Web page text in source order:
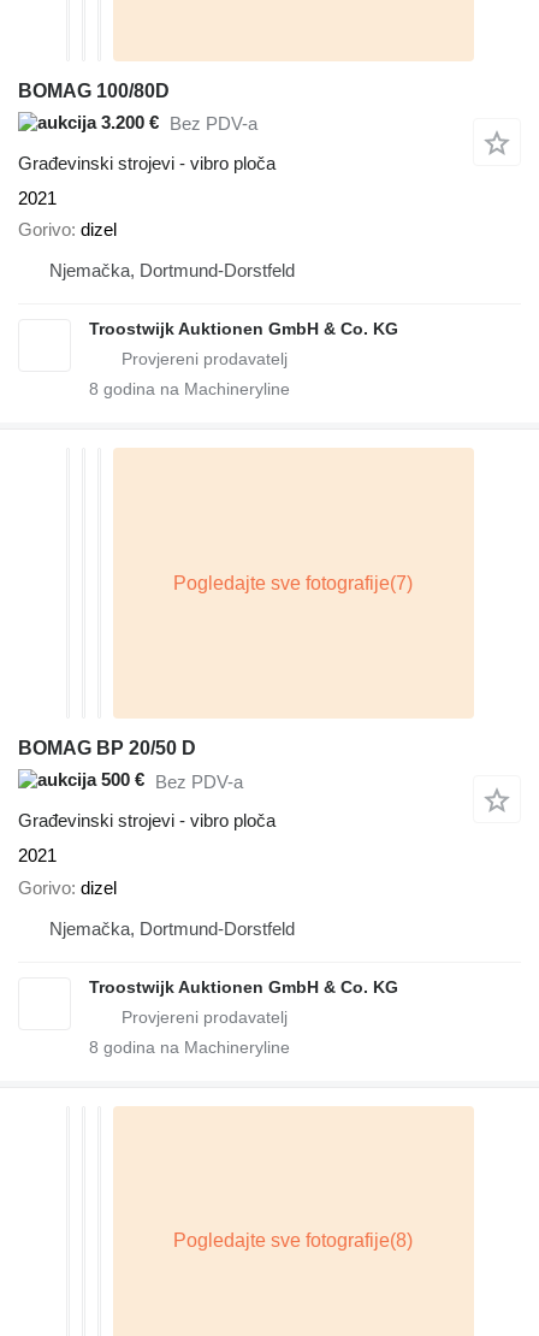
BOMAG 100/80D
3.200 € Bez PDV-a
Građevinski strojevi - vibro ploča
2021
Gorivo dizel
Njemačka, Dortmund-Dorstfeld
Troostwijk Auktionen GmbH & Co. KG
8 godina na Machineryline
BOMAG BP 20/50 D
500 € Bez PDV-a
Građevinski strojevi - vibro ploča
2021
Gorivo dizel
Njemačka, Dortmund-Dorstfeld
Troostwijk Auktionen GmbH & Co. KG
8 godina na Machineryline